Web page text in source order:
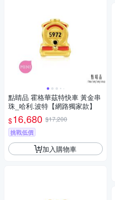
點睛品 霍格華茲特快車 黃金串
珠_哈利.波特【網路獨家款】
$16,680 $17,200
挑戰低價
加入購物車